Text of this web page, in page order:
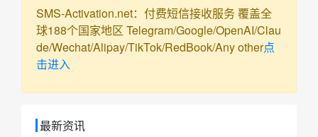
SMS-Activation.net：付费短信接收服务 覆盖全
球188个国家地区 Telegram/Google/OpenAI/Clau
de/Wechat/Alipay/TikTok/RedBook/Any other点
击进入
最新资讯